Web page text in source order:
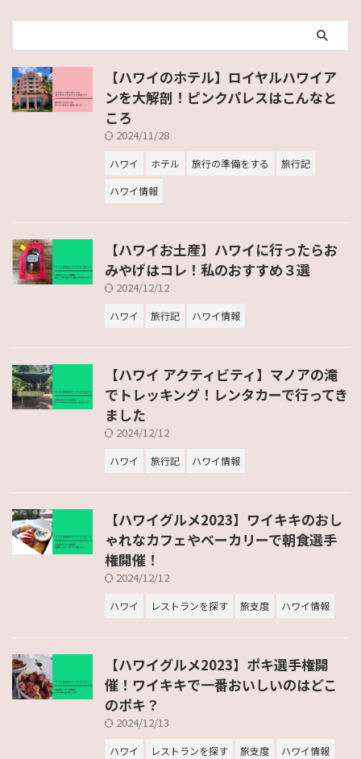
【ハワイのホテル】ロイヤルハワイア
ンを大解剖！ピンクパレスはこんなと
ころ
2024/11/28
ハワイ ホテル 旅行の準備をする
旅行記
ハワイ情報
【ハワイお土産】ハワイに行ったらお
みやげはコレ！私のおすすめ３選
2024/12/12
ハワイ 旅行記 ハワイ情報
【ハワイ アクティビティ】マノアの滝
でトレッキング！レンタカーで行ってき
ました
2024/12/12
ハワイ 旅行記 ハワイ情報
【ハワイグルメ2023】ワイキキのおし
ゃれなカフェやベーカリーで朝食選手
権開催！
2024/12/12
ハワイ レストランを探す 旅支度 ハワイ情報
【ハワイグルメ2023】ポキ選手権開
催！ワイキキで一番おいしいのはどこ
のポキ？
2024/12/13
ハワイ レストランを探す 旅支度 ハワイ情報